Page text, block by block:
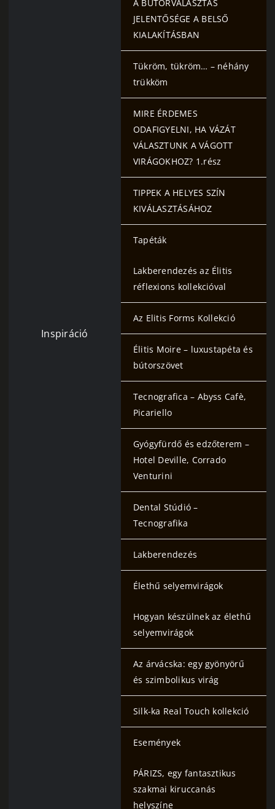
Inspiráció
A BÚTORVÁLASZTÁS
JELENTŐSÉGE A BELSŐ
KIALAKÍTÁSBAN
Tükröm, tükröm… – néhány
trükköm
MIRE ÉRDEMES
ODAFIGYELNI, HA VÁZÁT
VÁLASZTUNK A VÁGOTT
VIRÁGOKHOZ? 1.rész
TIPPEK A HELYES SZÍN
KIVÁLASZTÁSÁHOZ
Tapéták
Lakberendezés az Élitis
réflexions kollekcióval
Az Elitis Forms Kollekció
Élitis Moire – luxustapéta és
bútorszövet
Tecnografica – Abyss Cafè,
Picariello
Gyógyfürdő és edzőterem –
Hotel Deville, Corrado
Venturini
Dental Stúdió –
Tecnografika
Lakberendezés
Élethű selyemvirágok
Hogyan készülnek az élethű
selyemvirágok
Az árvácska: egy gyönyörű
és szimbolikus virág
Silk-ka Real Touch kollekció
Események
PÁRIZS, egy fantasztikus
szakmai kiruccanás
helyszíne